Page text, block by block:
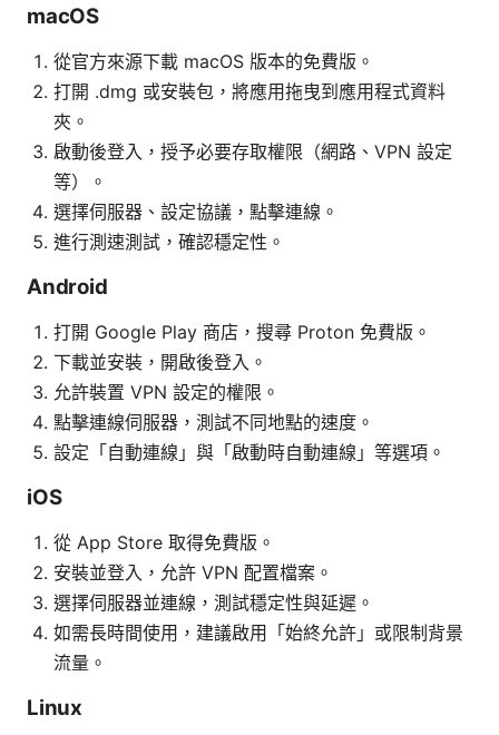
macOS
從官方來源下載 macOS 版本的免費版。
打開 .dmg 或安裝包，將應用拖曳到應用程式資料
夾。
啟動後登入，授予必要存取權限（網路、VPN 設定
等）。
選擇伺服器、設定協議，點擊連線。
進行測速測試，確認穩定性。
Android
打開 Google Play 商店，搜尋 Proton 免費版。
下載並安裝，開啟後登入。
允許裝置 VPN 設定的權限。
點擊連線伺服器，測試不同地點的速度。
設定「自動連線」與「啟動時自動連線」等選項。
iOS
從 App Store 取得免費版。
安裝並登入，允許 VPN 配置檔案。
選擇伺服器並連線，測試穩定性與延遲。
如需長時間使用，建議啟用「始終允許」或限制背景
流量。
Linux